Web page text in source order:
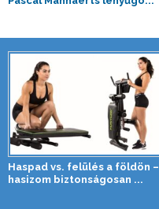
Haspad vs. felülés a földön –
hasizom biztonságosan ...